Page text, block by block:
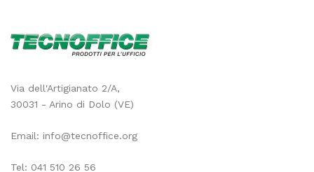
Via dell'Artigianato 2/A,
30031 - Arino di Dolo (VE)
Email: info@tecnoffice.org
Tel: 041 510 26 56